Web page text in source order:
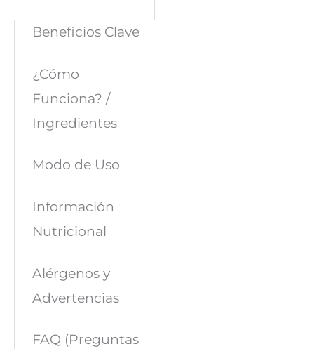
Beneficios Clave
¿Cómo
Funciona? /
Ingredientes
Modo de Uso
Información
Nutricional
Alérgenos y
Advertencias
FAQ (Preguntas